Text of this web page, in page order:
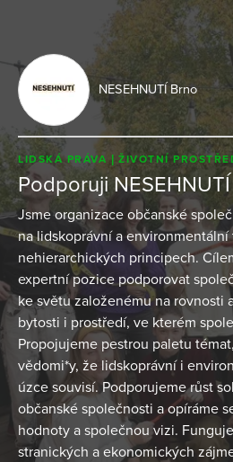
NESEHNUTÍ Brno
LIDSKÁ PRÁVA ŽIVOTNÍ
Podporuji NESEHNUTÍ
Jsme organizace občanské
na lidskoprávní a
nehierarchických principech.
expertní pozice podporovat
ke světu založenému na rovnosti
bytosti i prostředí, ve kterém
Propojujeme pestrou paletu
vědomi*y, že lidskoprávní i
úzce souvisí. Podporujeme růst
občanské společnosti a opíráme
hodnoty a společnou vizi.
stranických a ekonomických